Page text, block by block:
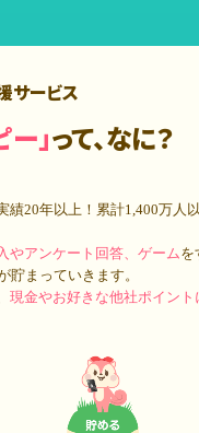
サービス
ー」って、なに？
績20年以上！累計1,400万人
やアンケート回答、ゲームを
貯まっていきます。
現金やお好きな他社ポイント